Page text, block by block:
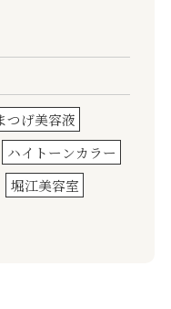
つげ美容液
ハイトーンカラー
堀江美容室